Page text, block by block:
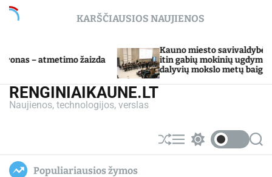
c
n
KARŠČIAUSIOS NAUJIENOS
žaizda
Kauno miesto savivaldybė Tarpdisciplininio
itin gabių mokinių ugdymo programos
dalyvių mokslo metų baigimo šventė
RENGINIAIKAUNE.LT
Naujienos, technologijos, verslas
S
h
M
e w
S
e
Populiariausios žymos